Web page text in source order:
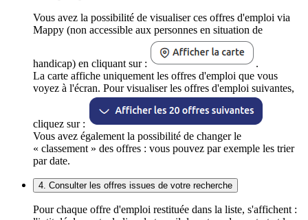
Vous avez la possibilité de visualiser ces offres d'emploi via
Mappy (non accessible aux personnes en situation de
handicap) en cliquant sur :
.
La carte affiche uniquement les offres d'emploi que vous
voyez à l'écran. Pour visualiser les offres d'emploi suivantes,
cliquez sur :
Vous avez également la possibilité de changer le
« classement » des offres : vous pouvez par exemple les trier
par date.
4. Consulter les offres issues de votre recherche
Pour chaque offre d'emploi restituée dans la liste, s'affichent :